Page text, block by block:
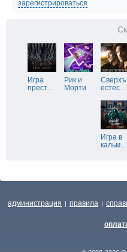
зарегистрироваться
Игра
прест…
Рик и
Морти
Сверхъ
естес…
Игра в
кальм…
администрация | правила |